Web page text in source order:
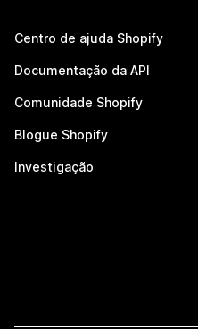
Centro de ajuda Shopify
Documentação da API
Comunidade Shopify
Blogue Shopify
Investigação